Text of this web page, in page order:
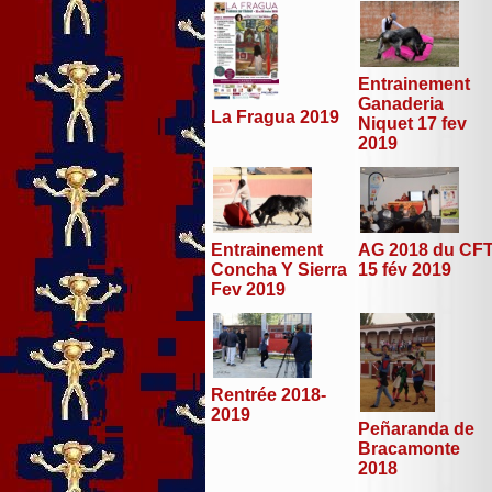
La Fragua 2019
Entrainement
Ganaderia
Niquet 17 fev
2019
Entrainement
Concha Y Sierra
Fev 2019
AG 2018 du
15 fév 2019
Rentrée 2018-
2019
Peñaranda de
Bracamonte
2018